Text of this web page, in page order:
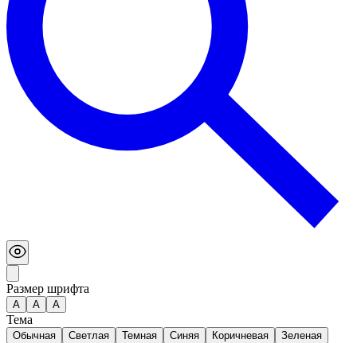
Размер шрифта
А A A
Тема
Обычная Светлая Темная Синяя Коричневая Зеленая